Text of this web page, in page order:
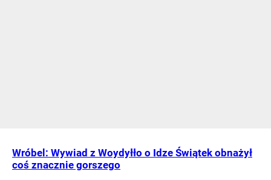
Wróbel: Wywiad z Woydyłło o Idze Świątek obnażył
coś znacznie gorszego